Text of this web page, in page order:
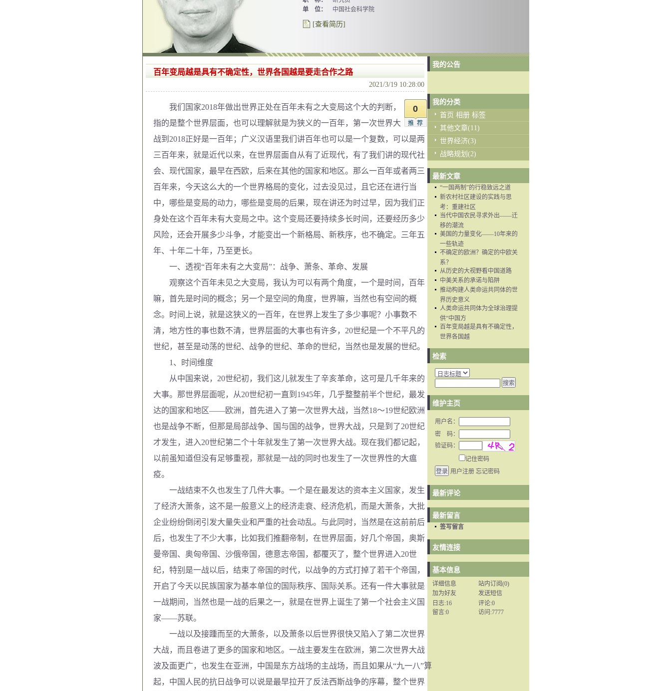
单 位：
中国社会科学院
[查看简历]
百年变局越是具有不确定性，世界各国越是要走合作之路
2021/3/19 10:28:00
0
推荐
我们国家2018年做出世界正处在百年未有之大变局这个大的判断，
指的是整个世界层面，也可以理解就是为狭义的一百年，第一次世界大
战到2018正好是一百年；广义汉语里我们讲百年也可以是一个复数，可以是两
三百年来，就是近代以来，在世界层面自从有了近现代，有了我们讲的现代社
会、现代国家，最早在西欧，后来在其他的国家和地区。那么一百年或者两三
百年来，今天这么大的一个世界格局的变化，过去没见过，且它还在进行当
中，哪些是变局的动力，哪些是变局的后果，现在讲还为时过早，因为我们正
身处在这个百年未有大变局之中。这个变局还要持续多长时间，还要经历多少
风险，还会开展多少斗争，才能变出一个新格局、新秩序，也不确定。三年五
年、十年二十年，乃至更长。
一、透视“百年未有之大变局”：战争、萧条、革命、发展
观察这个百年未见之大变局，我认为可以有两个角度，一个是时间，百年
嘛，首先是时间的概念；另一个是空间的角度，世界嘛，当然也有空间的概
念。时间上说，就是这狭义的一百年，在世界上发生了多少事呢？小事数不
清，地方性的事也数不清，世界层面的大事也有许多，20世纪是一个不平凡的
世纪，甚至是动荡的世纪、战争的世纪、革命的世纪，当然也是发展的世纪。
1、时间维度
从中国来说，20世纪初，我们这儿就发生了辛亥革命，这可是几千年来的
大事。那世界层面呢，从20世纪初一直到1945年，几乎整整前半个世纪，最发
达的国家和地区——欧洲，首先进入了第一次世界大战，当然18～19世纪欧洲
也是战争不断，但那是局部战争、国与国的战争，世界大战，只是到了20世纪
才发生，进入20世纪第二个十年就发生了第一次世界大战。现在我们都记起，
以前虽知道但没有足够重视，那就是一战的同时也发生了一次世界性的大瘟
疫。
一战结束不久也发生了几件大事。一个是在最发达的资本主义国家，发生
了经济大萧条，这不是一般意义上的经济走衰、经济危机，而是大萧条，大批
企业纷纷倒闭引发大量失业和严重的社会动乱。与此同时，当然是在这前前后
后，也发生了不少大事，比如我们推翻帝制，在世界层面，好几个帝国，奥斯
曼帝国、奥匈帝国、沙俄帝国，德意志帝国，都覆灭了，整个世界进入20世
纪，特别是一战以后，结束了帝国的时代，以战争的方式打掉了若干个帝国，
开启了今天以民族国家为基本单位的国际秩序、国际关系。还有一件大事就是
一战期间，当然也是一战的后果之一，就是在世界上诞生了第一个社会主义国
家——苏联。
一战以及接踵而至的大萧条，以及萧条以后世界很快又陷入了第二次世界
大战，而且卷进了更多的国家和地区。一战主要发生在欧洲，第二次世界大战
波及面更广，也发生在亚洲，中国是东方战场的主战场，而且如果从“九一八”算
起，中国人民的抗日战争可以说是最早拉开了反法西斯战争的序幕，整个世界
我的公告
我的分类
首页 相册 标签
其他文章(11)
世界经济(3)
战略规划(2)
最新文章
“一国两制”的行稳致远之道
新农村社区建设的实践与思
考：重建社区
当代中国农民寻求外出——迁
移的潮流
美国的力量变化——10年来的
一些轨迹
不确定的欧洲？确定的中欧关
系？
从历史的大视野看中国道路
中美关系的承诺与陷阱
推动构建人类命运共同体的世
界历史意义
人类命运共同体为全球治理提
供“中国方
百年变局越是具有不确定性，
世界各国越
检索
维护主页
用户名：
密 码：
验证码：
记住密码
用户注册 忘记密码
最新评论
最新留言
签写留言
友情连接
基本信息
详细信息
站内订阅(0)
加为好友
发送短信
日志:16
评论:0
留言:0
访问:7777